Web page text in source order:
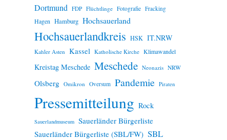
Dortmund FDP Flüchtlinge Fotografie Fracking
Hagen Hamburg Hochsauerland
Hochsauerlandkreis HSK IT.NRW
Kahler Asten Kassel Katholische Kirche Klimawandel
Kreistag Meschede Meschede Neonazis NRW
Olsberg Omikron Oversum Pandemie Piraten
Pressemitteilung Rock
Sauerlandmuseum Sauerländer Bürgerliste
Sauerländer Bürgerliste (SBL/FW) SBL